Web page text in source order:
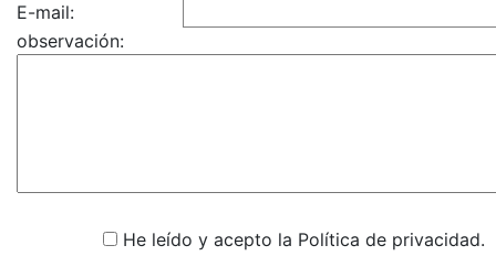
E-mail:
observación:
He leído y acepto la Política de privacidad.